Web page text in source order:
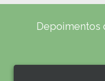
Depoimentos